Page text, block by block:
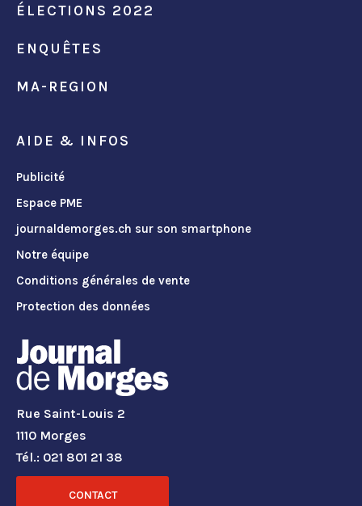
ÉLECTIONS 2022
ENQUÊTES
MA-REGION
AIDE & INFOS
Publicité
Espace PME
journaldemorges.ch sur son smartphone
Notre équipe
Conditions générales de vente
Protection des données
Rue Saint-Louis 2
1110 Morges
Tél.: 021 801 21 38
CONTACT